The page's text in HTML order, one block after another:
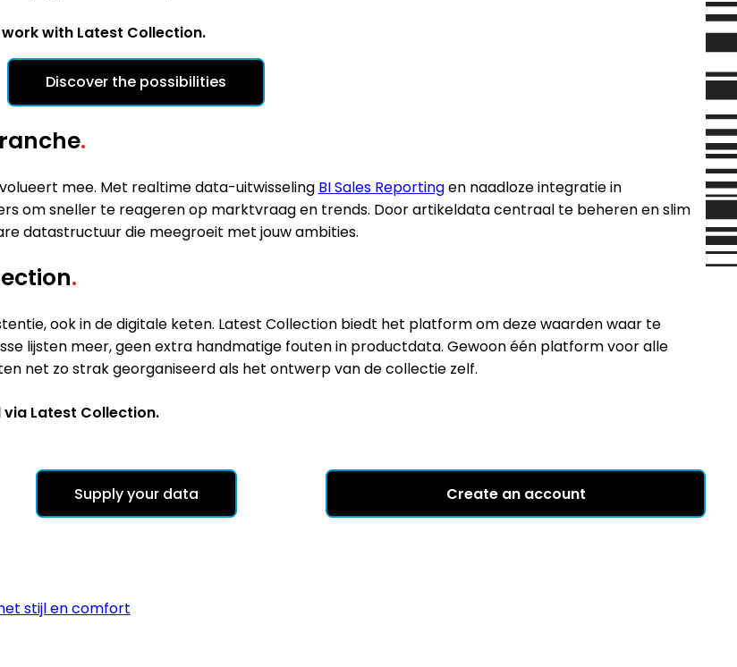
with Latest Collection.
Discover the possibilities
.
mee. Met realtime data-uitwisseling BI Sales Reportingen naadloze integratie in
om sneller te reageren op marktvraag en trends. Door artikeldata centraal te beheren en slim
datastructuur die meegroeit met jouw ambities.
.
ook in de digitale keten. Latest Collection biedt het platform om deze waarden waar te
lijsten meer, geen extra handmatige fouten in productdata. Gewoon één platform voor alle
net zo strak georganiseerd als het ontwerp van de collectie zelf.
Latest Collection.
Supply your data Create an account
stijl en comfort